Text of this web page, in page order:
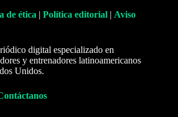
de ética | Política editorial | Aviso
digital especializado en
y entrenadores latinoamericanos
Unidos.